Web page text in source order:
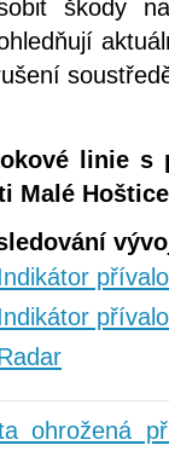
škody
linie s
Malé Hoštice
ohrožená